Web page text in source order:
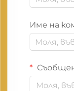
Име на